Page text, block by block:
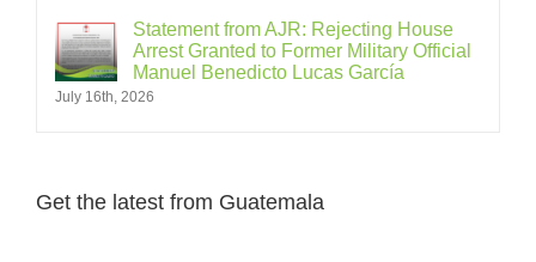
Statement from AJR: Rejecting House
Arrest Granted to Former Military Official
Manuel Benedicto Lucas García
July 16th, 2026
Get the latest from Guatemala